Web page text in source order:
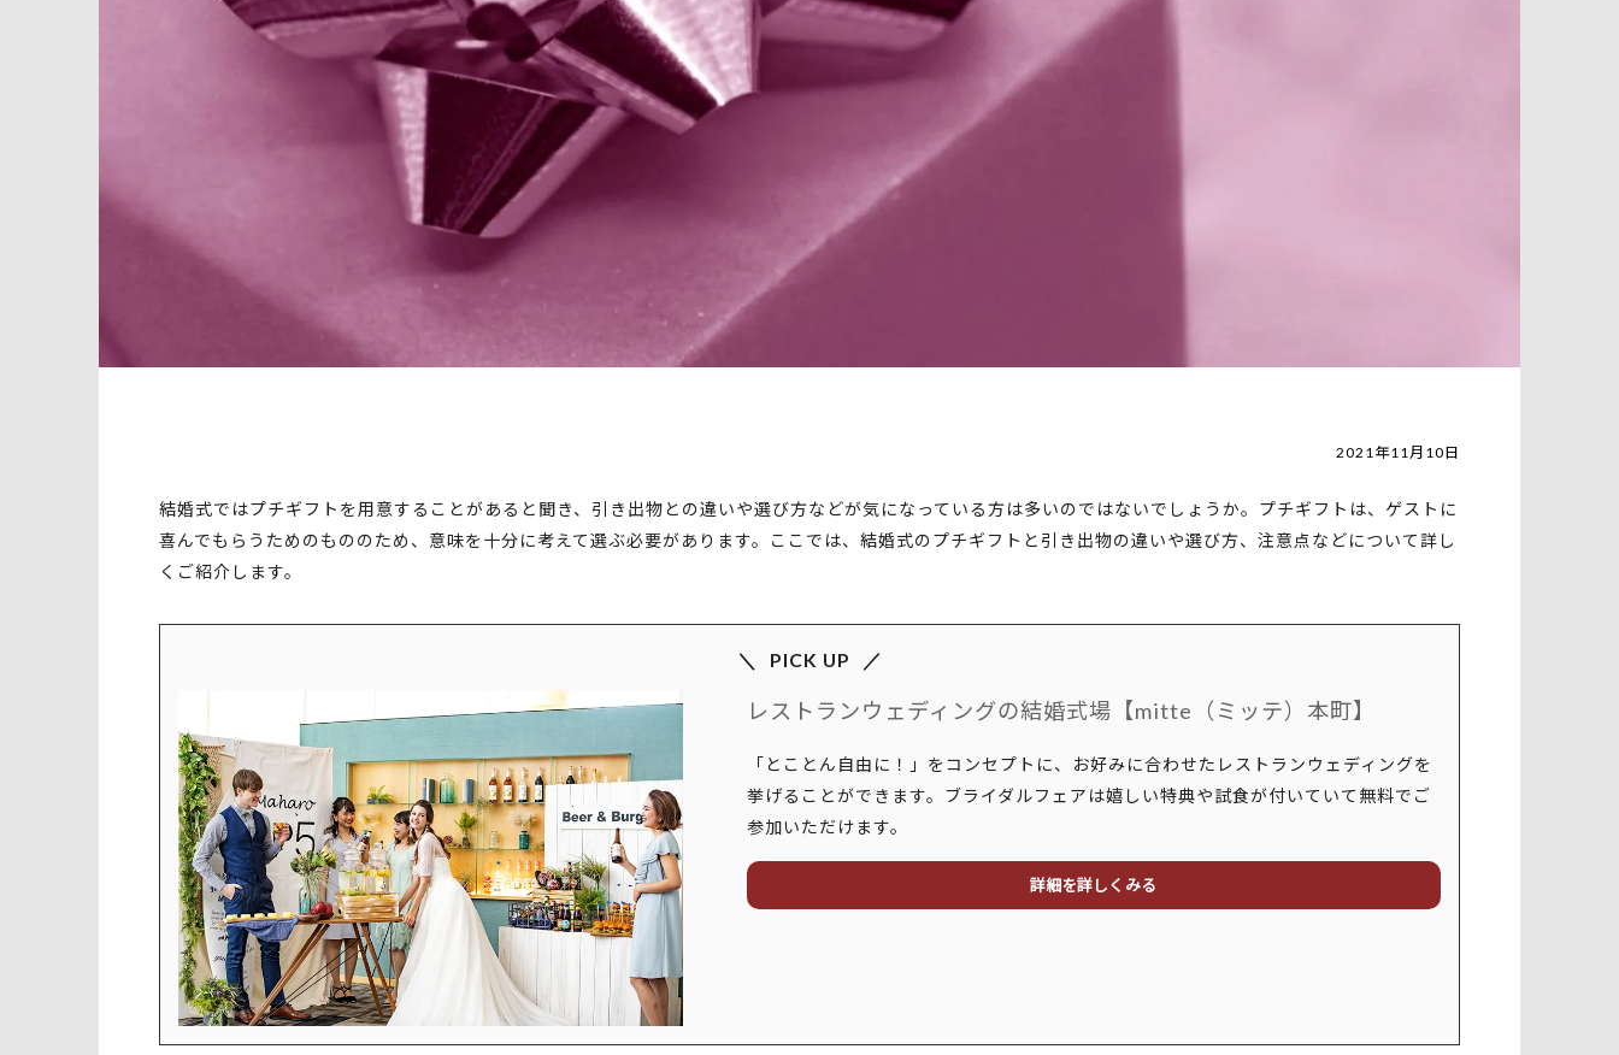
2021年11月10日
結婚式ではプチギフトを用意することがあると聞き、引き出物との違いや選び方などが気になっている方は多いのではないでしょうか。プチギフトは、ゲストに
喜んでもらうためのもののため、意味を十分に考えて選ぶ必要があります。ここでは、結婚式のプチギフトと引き出物の違いや選び方、注意点などについて詳し
くご紹介します。
PICK UP
レストランウェディングの結婚式場【mitte（ミッテ）本町】
「とことん自由に！」をコンセプトに、お好みに合わせたレストランウェディングを
挙げることができます。ブライダルフェアは嬉しい特典や試食が付いていて無料でご
参加いただけます。
詳細を詳しくみる